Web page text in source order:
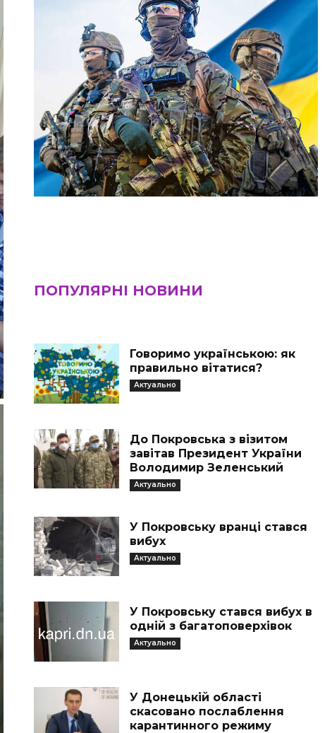
ПОПУЛЯРНІ НОВИНИ
Говоримо українською: як
правильно вітатися?
Актуально
До Покровська з візитом
завітав Президент України
Володимир Зеленський
Актуально
У Покровську вранці стався
вибух
Актуально
У Покровську стався вибух в
одній з багатоповерхівок
Актуально
У Донецькій області
скасовано послаблення
карантинного режиму